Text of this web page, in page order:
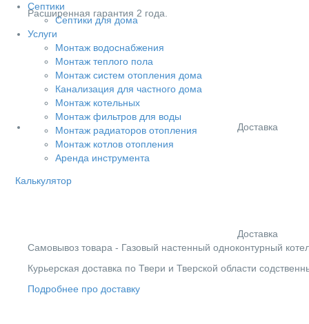
Септики
Септики для дома
Услуги
Монтаж водоснабжения
Монтаж теплого пола
Монтаж систем отопления дома
Канализация для частного дома
Монтаж котельных
Монтаж фильтров для воды
Монтаж радиаторов отопления
Монтаж котлов отопления
Аренда инструмента
Калькулятор
Расширенная гарантия 2 года.
Доставка
Доставка
Cамовывоз товара - Газовый настенный одноконтурный
Курьерская доставка по Твери и Тверской области
Подробнее про доставку